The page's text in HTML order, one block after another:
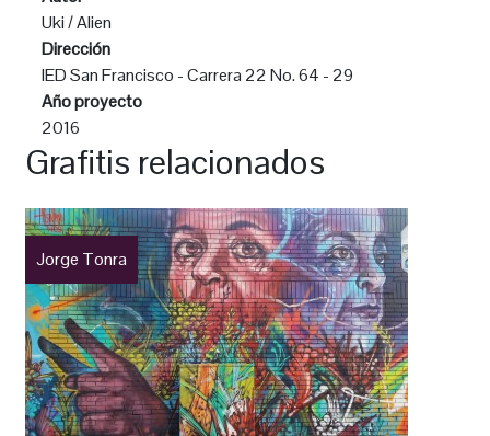
Uki / Alien
Dirección
IED San Francisco - Carrera 22 No. 64 - 29
Año proyecto
2016
Grafitis relacionados
Jorge Tonra